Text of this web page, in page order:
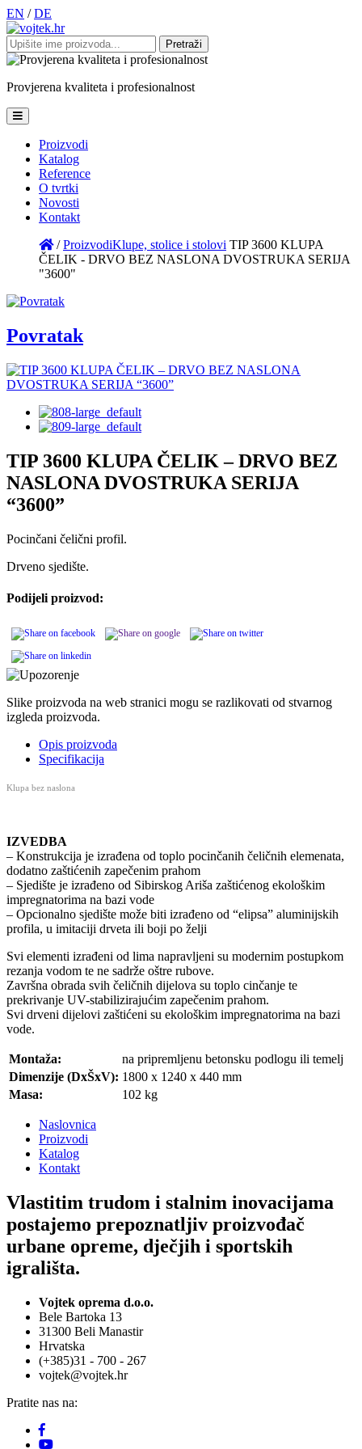
EN / DE
Pretraži:
Provjerena kvaliteta i profesionalnost
Proizvodi
Katalog
Reference
O tvrtki
Novosti
Kontakt
/ProizvodiKlupe, stolice i stolovi TIP 3600 KLUPA
ČELIK - DRVO BEZ NASLONA DVOSTRUKA SERIJA
"3600"
Povratak
TIP 3600 KLUPA ČELIK – DRVO BEZ
NASLONA DVOSTRUKA SERIJA
“3600”
Pocinčani čelični profil.
Drveno sjedište.
Podijeli proizvod:
Slike proizvoda na web stranici mogu se razlikovati od stvarnog
izgleda proizvoda.
Opis proizvoda
Specifikacija
Klupa bez naslona
IZVEDBA
– Konstrukcija je izrađena od toplo pocinčanih čeličnih elemenata,
dodatno zaštićenih zapečenim prahom
– Sjedište je izrađeno od Sibirskog Ariša zaštićenog ekološkim
impregnatorima na bazi vode
– Opcionalno sjedište može biti izrađeno od “elipsa” aluminijskih
profila, u imitaciji drveta ili boji po želji
Svi elementi izrađeni od lima napravljeni su modernim postupkom
rezanja vodom te ne sadrže oštre rubove.
Završna obrada svih čeličnih dijelova su toplo cinčanje te
prekrivanje UV-stabilizirajućim zapečenim prahom.
Svi drveni dijelovi zaštićeni su ekološkim impregnatorima na bazi
vode.
Montaža:
na pripremljenu betonsku podlogu ili temelj
Dimenzije (DxŠxV): 1800 x 1240 x 440 mm
Masa:
102 kg
Naslovnica
Proizvodi
Katalog
Kontakt
Vlastitim trudom i stalnim inovacijama
postajemo prepoznatljiv proizvođač
urbane opreme, dječjih i sportskih
igrališta.
Vojtek oprema d.o.o.
Bele Bartoka 13
31300 Beli Manastir
Hrvatska
(+385)31 - 700 - 267
vojtek@vojtek.hr
Pratite nas na: